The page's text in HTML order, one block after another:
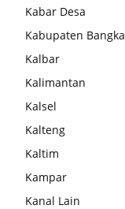
Kabar Desa
Kabupaten Bangka
Kalbar
Kalimantan
Kalsel
Kalteng
Kaltim
Kampar
Kanal Lain